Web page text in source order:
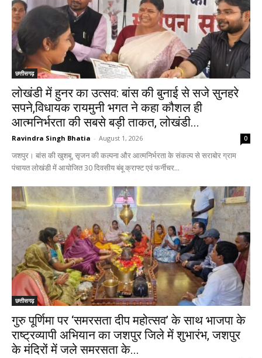
छत्तीसगढ़
लोखंडी में हुनर का उत्सव: बांस की बुनाई से सजे सुनहरे
सपने,विधायक रायमुनी भगत ने कहा कौशल ही
आत्मनिर्भरता की सबसे बड़ी ताकत, लोखंडी...
Ravindra Singh Bhatia - August 1, 2026 0
जशपुर। बांस की खुशबू, सृजन की कल्पना और आत्मनिर्भरता के संकल्प से सराबोर ग्राम
पंचायत लोखंडी में आयोजित 30 दिवसीय बंबू क्राफ्ट एवं फर्नीचर...
छत्तीसगढ़
गुरु पूर्णिमा पर ‘समरसता दीप महोत्सव’ के साथ भाजपा के
राष्ट्रव्यापी अभियान का जशपुर जिले में शुभारंभ, जशपुर
के मंदिरों में जले समरसता के...